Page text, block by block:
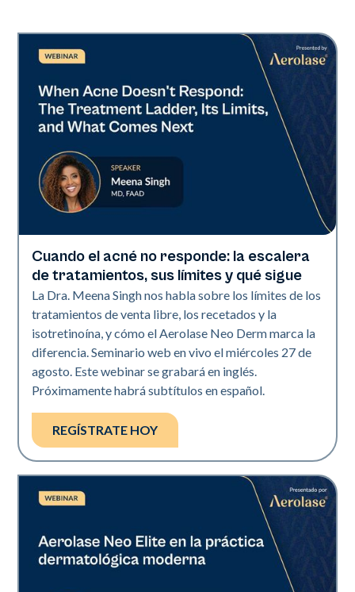
Neo Elite
Cuando el acné no responde: la escalera
de tratamientos, sus límites y qué sigue
La Dra. Meena Singh nos habla sobre los límites de los
tratamientos de venta libre, los recetados y la
isotretinoína, y cómo el Aerolase Neo Derm marca la
diferencia. Seminario web en vivo el miércoles 27 de
agosto. Este webinar se grabará en inglés.
Próximamente habrá subtítulos en español.
REGÍSTRATE HOY